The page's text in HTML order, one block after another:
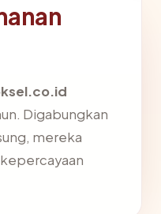
Digabungkan
mereka